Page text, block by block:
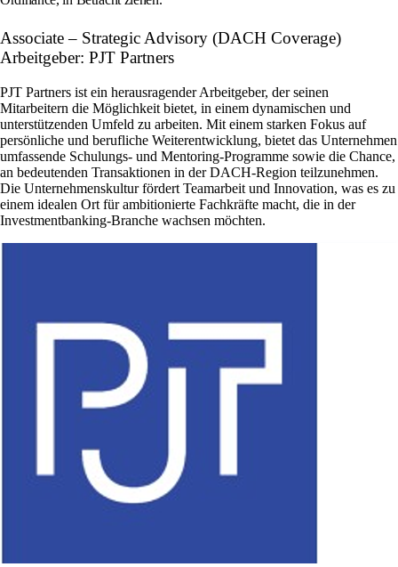
Associate – Strategic Advisory (DACH Coverage)
Arbeitgeber: PJT Partners
PJT Partners ist ein herausragender Arbeitgeber, der seinen
Mitarbeitern die Möglichkeit bietet, in einem dynamischen und
unterstützenden Umfeld zu arbeiten. Mit einem starken Fokus auf
persönliche und berufliche Weiterentwicklung, bietet das Unternehmen
umfassende Schulungs- und Mentoring-Programme sowie die Chance,
an bedeutenden Transaktionen in der DACH-Region teilzunehmen.
Die Unternehmenskultur fördert Teamarbeit und Innovation, was es zu
einem idealen Ort für ambitionierte Fachkräfte macht, die in der
Investmentbanking-Branche wachsen möchten.